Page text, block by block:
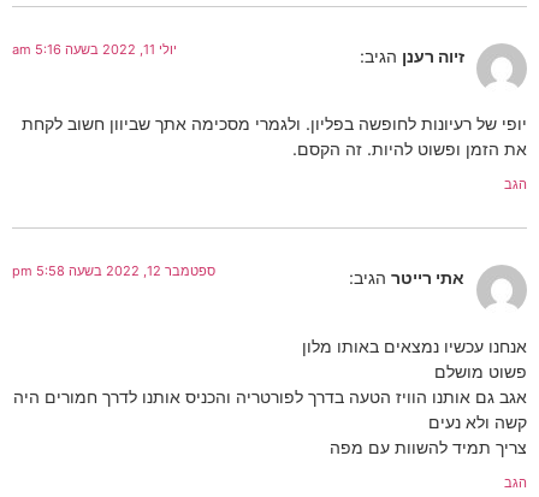
זיוה רענן הגיב: יולי 11, 2022 בשעה 5:16 am
יופי של רעיונות לחופשה בפליון. ולגמרי מסכימה אתך שביוון חשוב לקחת
את הזמן ופשוט להיות. זה הקסם.
הגב
אתי רייטר הגיב: ספטמבר 12, 2022 בשעה 5:58 pm
אנחנו עכשיו נמצאים באותו מלון
פשוט מושלם
אגב גם אותנו הוויז הטעה בדרך לפורטריה והכניס אותנו לדרך חמורים היה
קשה ולא נעים
צריך תמיד להשוות עם מפה
הגב